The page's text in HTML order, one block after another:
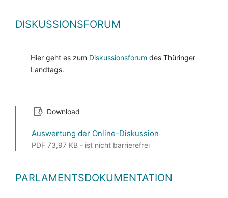
DISKUSSIONSFORUM
Hier geht es zum Diskussionsforum des Thüringer
Landtags.
Download
Auswertung der Online-Diskussion
PDF 73,97 KB - ist nicht barrierefrei
PARLAMENTSDOKUMENTATION